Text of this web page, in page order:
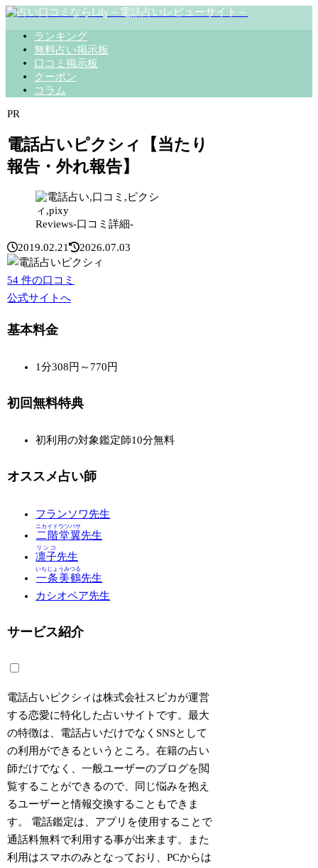
ランキング
無料占い掲示板
口コミ掲示板
クーポン
コラム
PR
電話占いピクシィ【当たり
報告・外れ報告】
Reviews-口コミ詳細-
2019.02.21 2026.07.03
54件の口コミ
公式サイトへ
基本料金
1分308円～770円
初回無料特典
初利用の対象鑑定師10分無料
オススメ占い師
フランソワ先生
二階堂翼
ニカイドウツバサ
先生
凛子
リンコ
先生
一条美鶴
いちじょうみつる
先生
カシオペア先生
サービス紹介
電話占いピクシィは株式会社スピカが運営
する恋愛に特化した占いサイト です。最大
の特徴は、電話占いだけでなくSNSとして
の利用ができるというところ。在籍の占い
師だけでなく、一般ユーザーのブログを閲
覧することができるので、同じ悩みを抱え
るユーザーと情報交換することもできま
す。 電話鑑定は、アプリを使用することで
通話料無料で利用する事が出来ます。また
利用はスマホのみとなっており、PCからは